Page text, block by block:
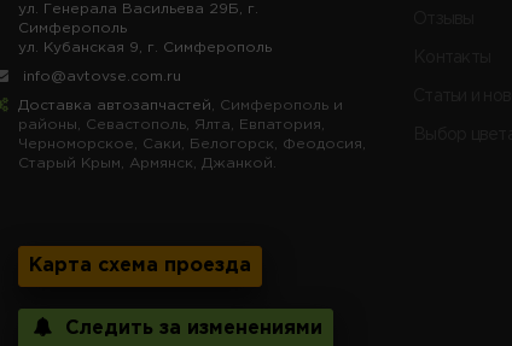
ул. Генерала Васильева 29Б, г.
Симферополь
ул. Кубанская 9, г. Симферополь
info@avtovse.com.ru
Доставка автозапчастей , Симферополь и
районы, Севастополь, Ялта, Евпатория,
Черноморское, Саки, Белогорск, Феодосия,
Старый Крым, Армянск, Джанкой.
Карта схема проезда
Следить за изменениями